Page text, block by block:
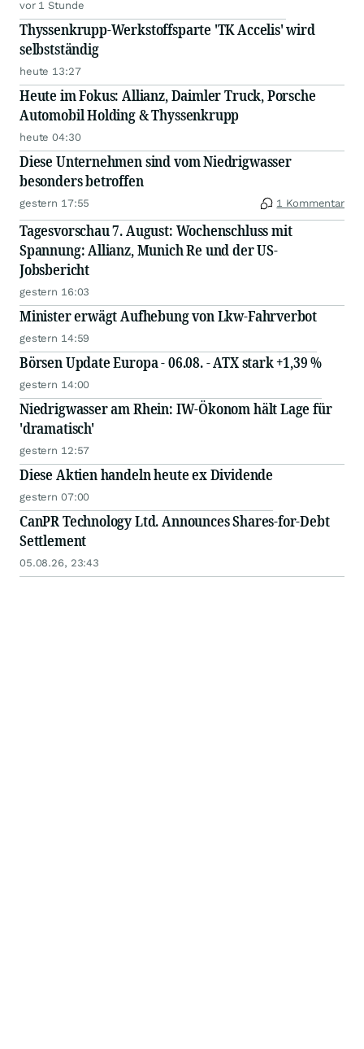
vor 1 Stunde
Thyssenkrupp-Werkstoffsparte 'TK Accelis' wird
selbstständig
heute 13:27
Heute im Fokus: Allianz, Daimler Truck, Porsche
Automobil Holding & Thyssenkrupp
heute 04:30
Diese Unternehmen sind vom Niedrigwasser
besonders betroffen
gestern 17:55 1 Kommentar
Tagesvorschau 7. August: Wochenschluss mit
Spannung: Allianz, Munich Re und der US-
Jobsbericht
gestern 16:03
Minister erwägt Aufhebung von Lkw-Fahrverbot
gestern 14:59
Börsen Update Europa - 06.08. - ATX stark +1,39 %
gestern 14:00
Niedrigwasser am Rhein: IW-Ökonom hält Lage für
'dramatisch'
gestern 12:57
Diese Aktien handeln heute ex Dividende
gestern 07:00
CanPR Technology Ltd. Announces Shares-for-Debt
Settlement
05.08.26, 23:43